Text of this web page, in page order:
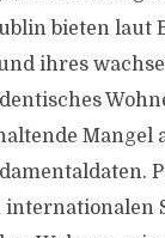
bieten laut
ihres
Mangel